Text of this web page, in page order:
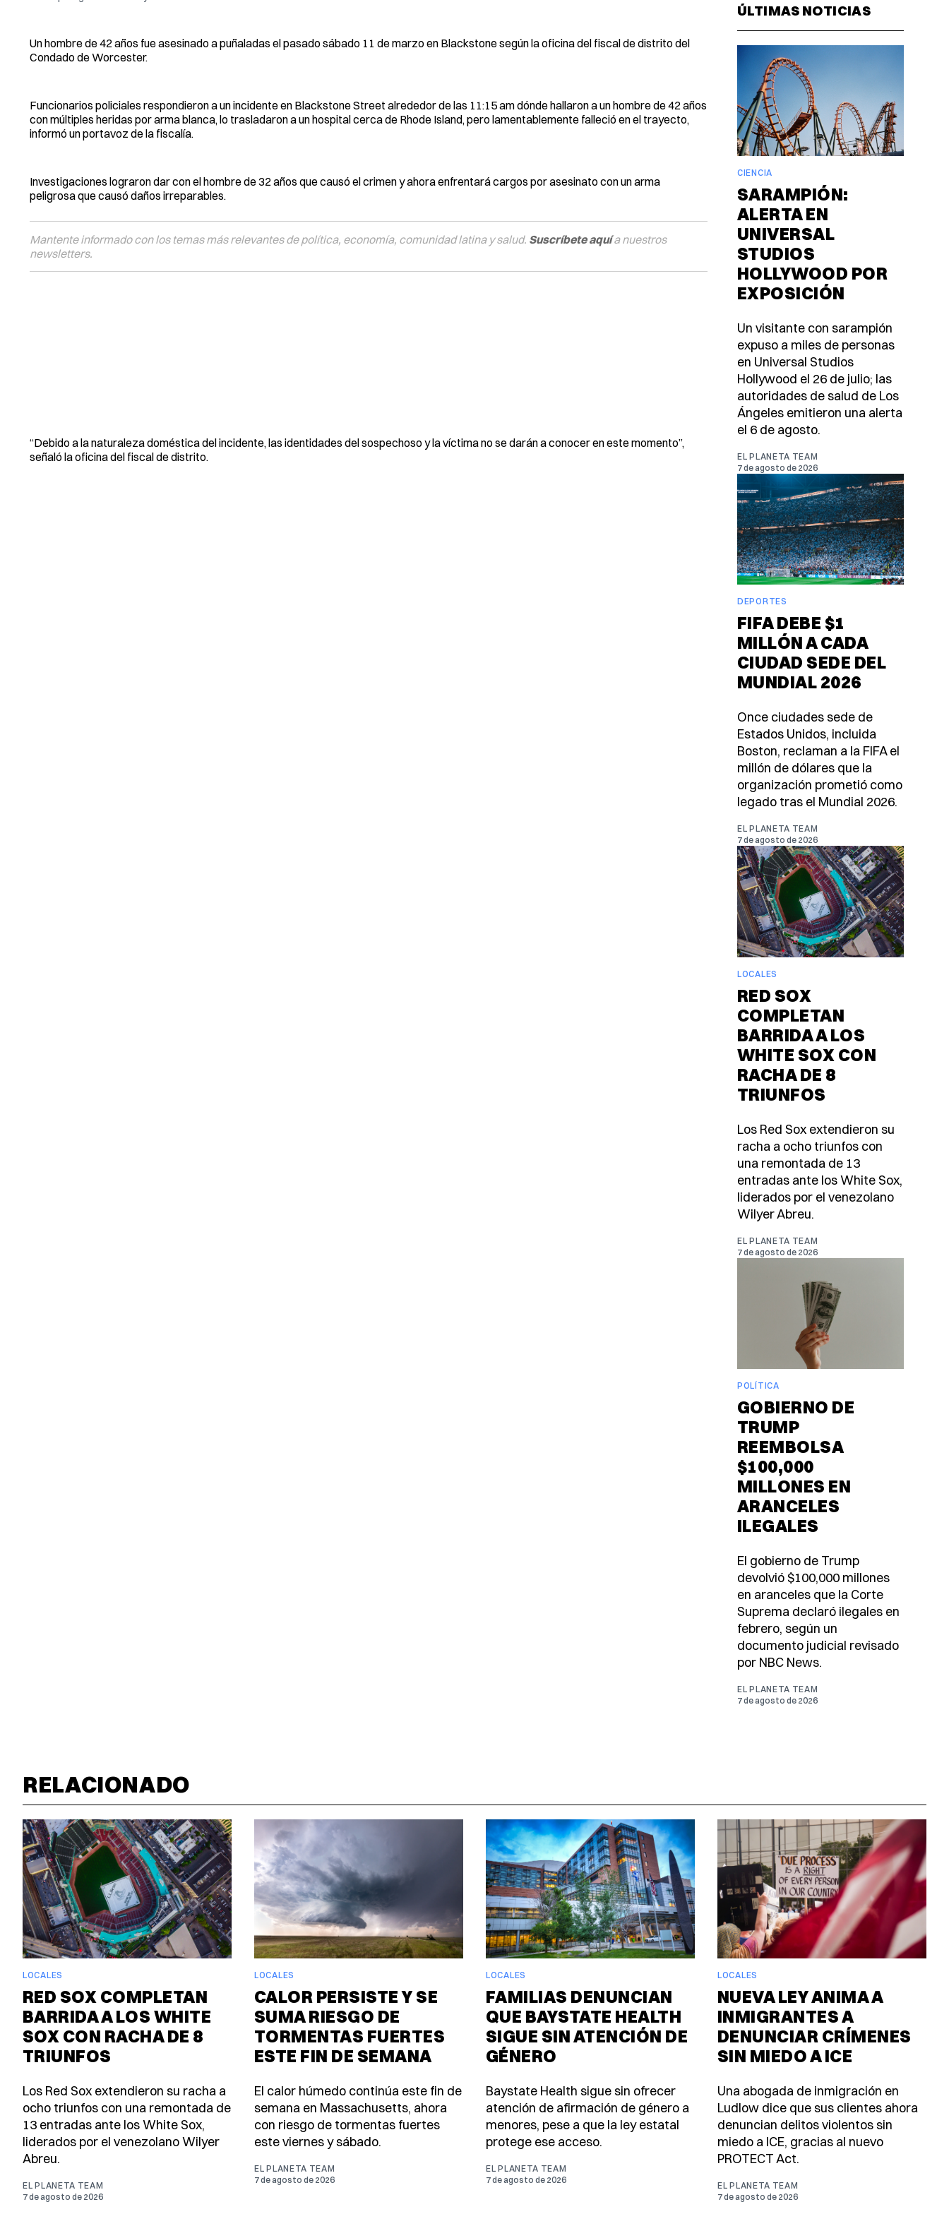
Un hombre de 42 años fue asesinado a puñaladas el pasado sábado 11 de marzo en Blackstone según la oficina del fiscal de distrito del
Condado de Worcester.
Funcionarios policiales respondieron a un incidente en Blackstone Street alrededor de las 11:15 am dónde hallaron a un hombre de 42 años
con múltiples heridas por arma blanca, lo trasladaron a un hospital cerca de Rhode Island, pero lamentablemente falleció en el trayecto,
informó un portavoz de la fiscalía.
Investigaciones lograron dar con el hombre de 32 años que causó el crimen y ahora enfrentará cargos por asesinato con un arma
peligrosa que causó daños irreparables.
Mantente informado con los temas más relevantes de política, economía, comunidad latina y salud. Suscríbete aquía nuestros
newsletters.
“Debido a la naturaleza doméstica del incidente, las identidades del sospechoso y la víctima no se darán a conocer en este momento”,
señaló la oficina del fiscal de distrito.
ÚLTIMAS NOTICIAS
CIENCIA
SARAMPIÓN:
ALERTA EN
UNIVERSAL
STUDIOS
HOLLYWOOD POR
EXPOSICIÓN
Un visitante con sarampión
expuso a miles de personas
en Universal Studios
Hollywood el 26 de julio; las
autoridades de salud de Los
Ángeles emitieron una alerta
el 6 de agosto.
EL PLANETA TEAM
7 de agosto de 2026
DEPORTES
FIFA DEBE $1
MILLÓN A CADA
CIUDAD SEDE DEL
MUNDIAL 2026
Once ciudades sede de
Estados Unidos, incluida
Boston, reclaman a la FIFA el
millón de dólares que la
organización prometió como
legado tras el Mundial 2026.
EL PLANETA TEAM
7 de agosto de 2026
LOCALES
RED SOX
COMPLETAN
BARRIDA A LOS
WHITE SOX CON
RACHA DE 8
TRIUNFOS
Los Red Sox extendieron su
racha a ocho triunfos con
una remontada de 13
entradas ante los White Sox,
liderados por el venezolano
Wilyer Abreu.
EL PLANETA TEAM
7 de agosto de 2026
POLÍTICA
GOBIERNO DE
TRUMP
REEMBOLSA
$100,000
MILLONES EN
ARANCELES
ILEGALES
El gobierno de Trump
devolvió $100,000 millones
en aranceles que la Corte
Suprema declaró ilegales en
febrero, según un
documento judicial revisado
por NBC News.
EL PLANETA TEAM
7 de agosto de 2026
RELACIONADO
LOCALES
RED SOX COMPLETAN
BARRIDA A LOS WHITE
SOX CON RACHA DE 8
TRIUNFOS
Los Red Sox extendieron su racha a
ocho triunfos con una remontada de
13 entradas ante los White Sox,
liderados por el venezolano Wilyer
Abreu.
EL PLANETA TEAM
7 de agosto de 2026
LOCALES
CALOR PERSISTE Y SE
SUMA RIESGO DE
TORMENTAS FUERTES
ESTE FIN DE SEMANA
El calor húmedo continúa este fin de
semana en Massachusetts, ahora
con riesgo de tormentas fuertes
este viernes y sábado.
EL PLANETA TEAM
7 de agosto de 2026
LOCALES
FAMILIAS DENUNCIAN
QUE BAYSTATE HEALTH
SIGUE SIN ATENCIÓN DE
GÉNERO
Baystate Health sigue sin ofrecer
atención de afirmación de género a
menores, pese a que la ley estatal
protege ese acceso.
EL PLANETA TEAM
7 de agosto de 2026
LOCALES
NUEVA LEY ANIMA A
INMIGRANTES A
DENUNCIAR CRÍMENES
SIN MIEDO A ICE
Una abogada de inmigración en
Ludlow dice que sus clientes ahora
denuncian delitos violentos sin
miedo a ICE, gracias al nuevo
PROTECT Act.
EL PLANETA TEAM
7 de agosto de 2026